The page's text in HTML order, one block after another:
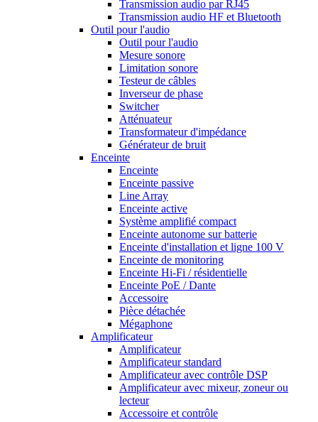
Transmission audio par RJ45
Transmission audio HF et Bluetooth
Outil pour l'audio
Outil pour l'audio
Mesure sonore
Limitation sonore
Testeur de câbles
Inverseur de phase
Switcher
Atténuateur
Transformateur d'impédance
Générateur de bruit
Enceinte
Enceinte
Enceinte passive
Line Array
Enceinte active
Système amplifié compact
Enceinte autonome sur batterie
Enceinte d'installation et ligne 100 V
Enceinte de monitoring
Enceinte Hi-Fi / résidentielle
Enceinte PoE / Dante
Accessoire
Pièce détachée
Mégaphone
Amplificateur
Amplificateur
Amplificateur standard
Amplificateur avec contrôle DSP
Amplificateur avec mixeur, zoneur ou
lecteur
Accessoire et contrôle